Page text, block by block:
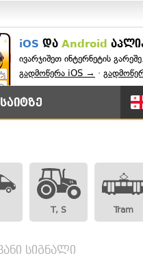
iOS და Android
ივარჯიშეთ ინტერნეტის გარეშე.
გადმოწერა iOS → ·
T, S Tram
სიგნალი